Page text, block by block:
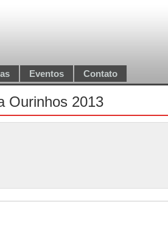
Eventos Contato
Ourinhos 2013